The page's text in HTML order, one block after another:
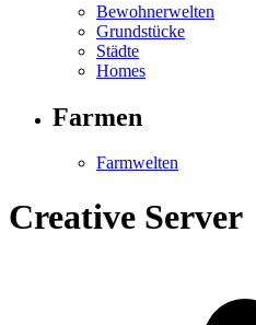
Bewohnerwelten
Grundstücke
Städte
Homes
Farmen
Farmwelten
Creative Server